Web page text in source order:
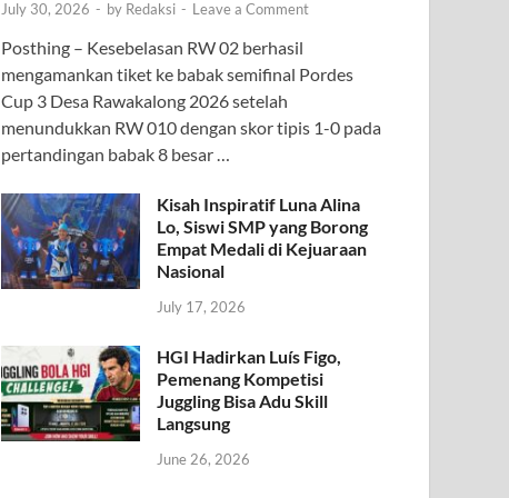
July 30, 2026 - by Redaksi - Leave a Comment
Posthing – Kesebelasan RW 02 berhasil
mengamankan tiket ke babak semifinal Pordes
Cup 3 Desa Rawakalong 2026 setelah
menundukkan RW 010 dengan skor tipis 1-0 pada
pertandingan babak 8 besar …
Kisah Inspiratif Luna Alina
Lo, Siswi SMP yang Borong
Empat Medali di Kejuaraan
Nasional
July 17, 2026
HGI Hadirkan Luís Figo,
Pemenang Kompetisi
Juggling Bisa Adu Skill
Langsung
June 26, 2026